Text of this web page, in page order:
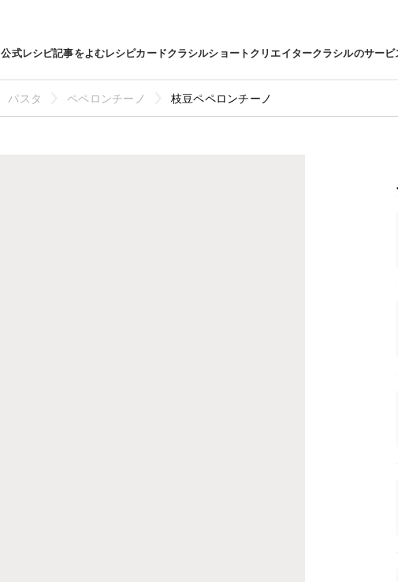
公式レシピ記事をよむレシピカードクラシルショートクリエイタークラシルのサービ
パスタ ペペロンチーノ 枝豆ペペロンチーノ